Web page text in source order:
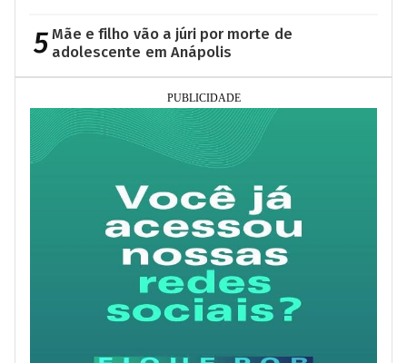
5 Mãe e filho vão a júri por morte de
adolescente em Anápolis